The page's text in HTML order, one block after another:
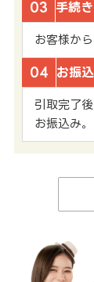
03 手続
お客様か
04 お振
引取完了
お振込み。